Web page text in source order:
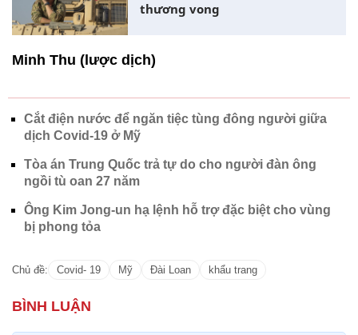
thương vong
Minh Thu (lược dịch)
Cắt điện nước để ngăn tiệc tùng đông người giữa
dịch Covid-19 ở Mỹ
Tòa án Trung Quốc trả tự do cho người đàn ông
ngồi tù oan 27 năm
Ông Kim Jong-un hạ lệnh hỗ trợ đặc biệt cho vùng
bị phong tỏa
Chủ đề: Covid- 19 Mỹ Đài Loan khẩu trang